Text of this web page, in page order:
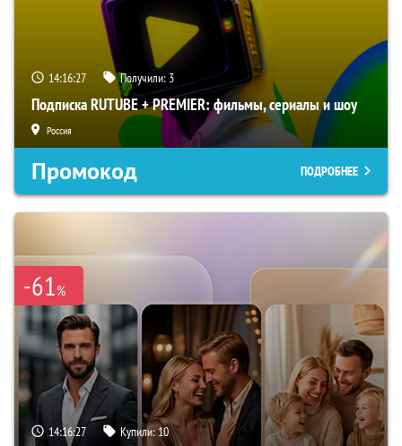
14:16:26 Получили: 3
Подписка RUTUBE + PREMIER: фильмы, сериалы и шоу
Россия
Промокод ПОДРОБНЕЕ
-61%
14:16:26 Купили:10